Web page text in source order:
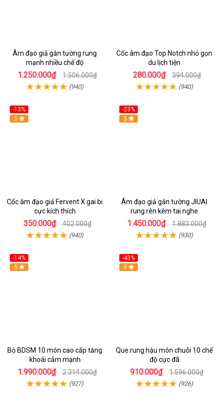
Âm đạo giả gắn tường rung
mạnh nhiều chế độ
1.250.000₫ 1.506.000₫
(940)
Cốc âm đạo Top Notch nhỏ gọn
du lịch tiện
280.000₫ 394.000₫
(940)
-13%
Hot
5
Cốc âm đạo giả Fervent X gai bi
cực kích thích
350.000₫ 402.000₫
(940)
-23%
5
Âm đạo giả gắn tường JIUAI
rung rên kèm tai nghe
1.450.000₫ 1.883.000₫
(930)
-14%
Hot
5
Bộ BDSM 10 món cao cấp tăng
khoái cảm mạnh
1.990.000₫ 2.314.000₫
(927)
-43%
5
Que rung hậu môn chuỗi 10 chế
độ cực đã
910.000₫ 1.596.000₫
(926)